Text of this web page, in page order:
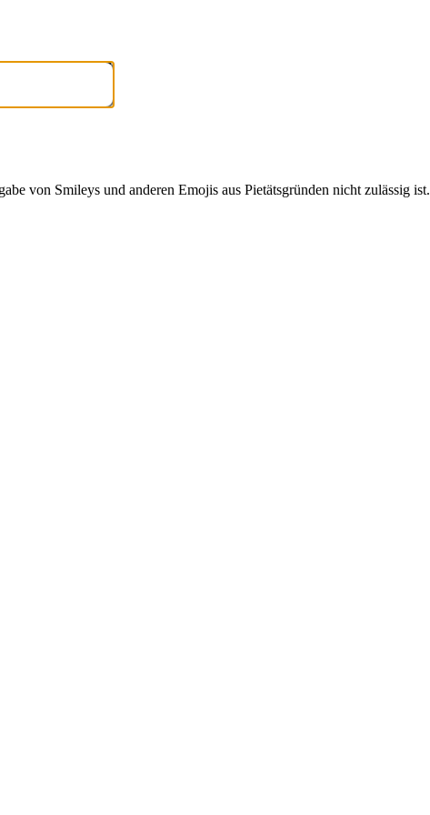
von Smileys und anderen Emojis aus Pietätsgründen nicht zulässig ist.